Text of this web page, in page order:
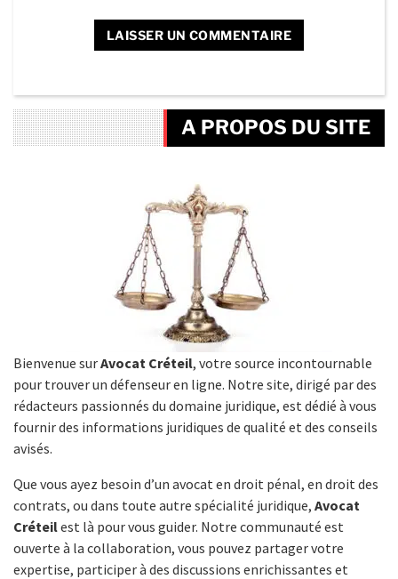
A PROPOS DU SITE
Bienvenue surAvocat Créteil, votre source incontournable
pour trouver un défenseur en ligne. Notre site, dirigé par des
rédacteurs passionnés du domaine juridique, est dédié à vous
fournir des informations juridiques de qualité et des conseils
avisés.
Que vous ayez besoin d’un avocat en droit pénal, en droit des
contrats, ou dans toute autre spécialité juridique, Avocat
Créteilest là pour vous guider. Notre communauté est
ouverte à la collaboration, vous pouvez partager votre
expertise, participer à des discussions enrichissantes et